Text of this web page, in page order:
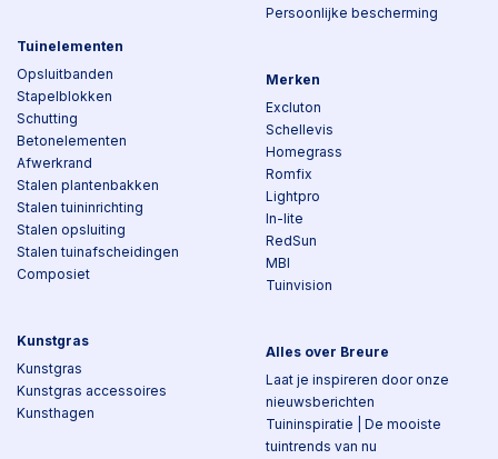
Tuinelementen
Opsluitbanden
Stapelblokken
Schutting
Betonelementen
Afwerkrand
Stalen plantenbakken
Stalen tuininrichting
Stalen opsluiting
Stalen tuinafscheidingen
Composiet
Kunstgras
Kunstgras
Kunstgras accessoires
Kunsthagen
Persoonlijke bescherming
Merken
Excluton
Schellevis
Homegrass
Romfix
Lightpro
In-lite
RedSun
MBI
Tuinvision
Alles over Breure
Laat je inspireren door onze
nieuwsberichten
Tuininspiratie | De mooiste
tuintrends van nu